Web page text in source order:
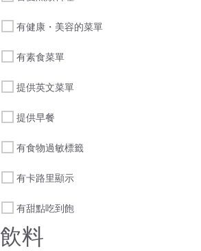
有健康・美容的菜單
有素食菜單
提供英文菜單
提供早餐
有食物過敏標籤
有卡路里顯示
有甜點吃到飽
飲料